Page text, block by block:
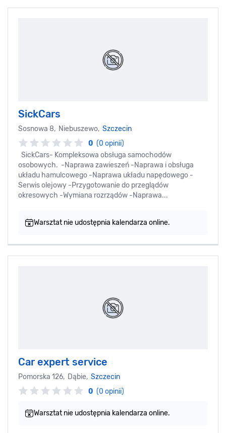
SickCars
Sosnowa 8, Niebuszewo, Szczecin
0 (0 opinii)
SickCars- Kompleksowa obsługa samochodów
osobowych. -Naprawa zawieszeń -Naprawa i obsługa
układu hamulcowego -Naprawa układu napędowego -
Serwis olejowy -Przygotowanie do przeglądów
okresowych -Wymiana rozrządów -Naprawa...
Warsztat nie udostępnia kalendarza online.
Car expert service
Pomorska 126, Dąbie, Szczecin
0 (0 opinii)
Warsztat nie udostępnia kalendarza online.